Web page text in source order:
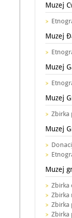
Muzej
Muzej
Muzej
Muzej
Zbirka
Muzej
Muzej
Zbirka
Zbirka
Zbirka
Zbirka